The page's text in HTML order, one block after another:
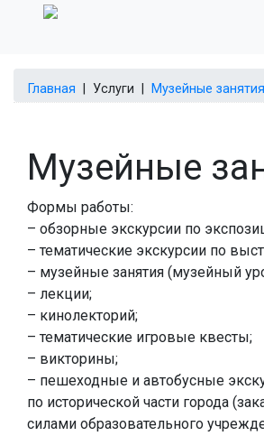
Главная Услуги Музейные занятия
Музейные
Формы работы:
– обзорные экскурсии по
– тематические экскурсии по
– музейные занятия (музейный
– лекции;
– кинолекторий;
– тематические игровые квесты;
– викторины;
– пешеходные и автобусные
по исторической части города
силами образовательного